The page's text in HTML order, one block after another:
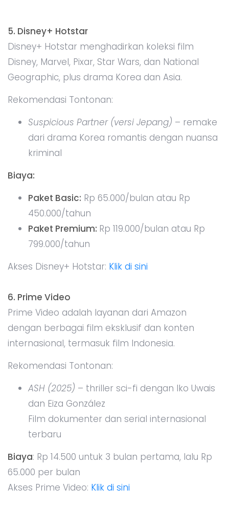
5. Disney+ Hotstar
Disney+ Hotstar menghadirkan koleksi film
Disney, Marvel, Pixar, Star Wars, dan National
Geographic, plus drama Korea dan Asia.
Rekomendasi Tontonan:
Suspicious Partner (versi Jepang) – remake
dari drama Korea romantis dengan nuansa
kriminal
Biaya:
Paket Basic: Rp 65.000/bulan atau Rp
450.000/tahun
Paket Premium: Rp 119.000/bulan atau Rp
799.000/tahun
Akses Disney+ Hotstar: Klik di sini
6. Prime Video
Prime Video adalah layanan dari Amazon
dengan berbagai film eksklusif dan konten
internasional, termasuk film Indonesia.
Rekomendasi Tontonan:
ASH (2025) – thriller sci-fi dengan Iko Uwais
dan Eiza González
Film dokumenter dan serial internasional
terbaru
Biaya: Rp 14.500 untuk 3 bulan pertama, lalu Rp
65.000 per bulan
Akses Prime Video: Klik di sini